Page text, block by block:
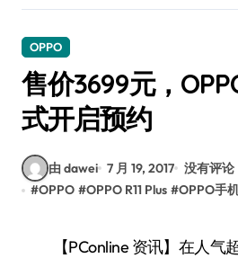
OPPO
售价3699元，
式开启预约
由 dawei 7 月 19, 2017 没有评论
#OPPO #OPPO R11 Plus #OPPO手
【PConline 资讯】在人气超级火爆的R11上市热